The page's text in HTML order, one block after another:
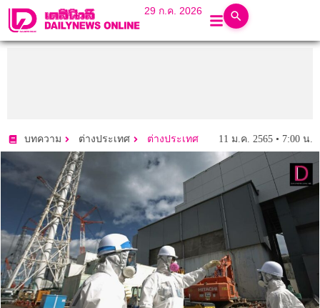
29 ก.ค. 2026
บทความ ต่างประเทศ ต่างประเทศ 11 ม.ค. 2565 • 7:00 น.